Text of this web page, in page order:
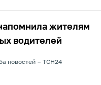
жителям
водителей
новостей ТСН24